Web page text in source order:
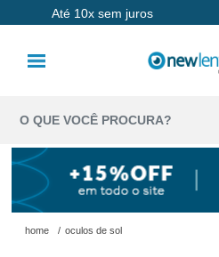
Até 10x sem juros
Coloridas
Solução
Óculos de
home / oculos de sol